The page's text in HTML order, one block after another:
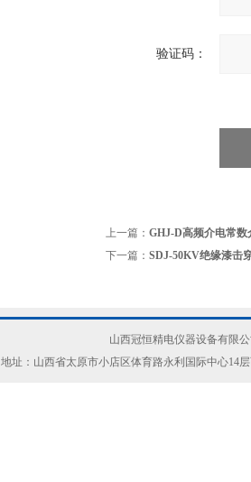
验证码：
上一篇： GHJ-D高频介电常数
下一篇： SDJ-50KV绝缘漆击
山西冠恒精电仪器设备有限
地址：山西省太原市小店区体育路永利国际中心14